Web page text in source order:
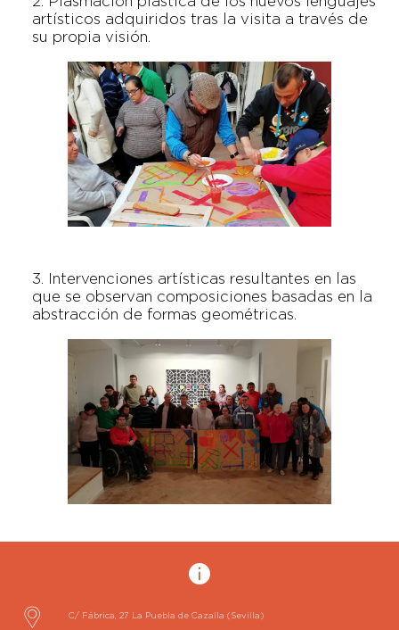
artísticos adquiridos tras la visita a través de
su propia visión.
3. Intervenciones artísticas resultantes en las
que se observan composiciones basadas en la
abstracción de formas geométricas.
C/ Fábrica, 27 La Puebla de Cazalla (Sevilla)